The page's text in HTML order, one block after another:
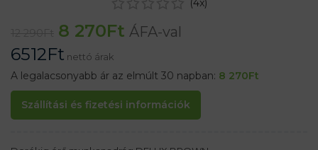
(4x)
8 270Ft ÁFA-val
6512Ft nettó árak
A legalacsonyabb ár az elmúlt 30 napban: 8 270Ft
Szállítási és fizetési információk